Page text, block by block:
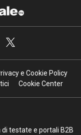
e Cookie Policy
Cookie Center
testate e portali B2B